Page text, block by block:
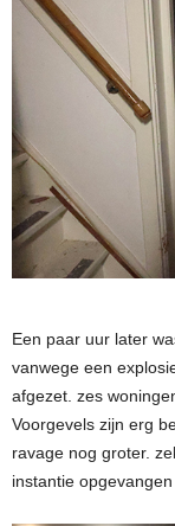
Een paar uur later
vanwege een
afgezet. zes
Voorgevels zijn erg
ravage nog groter.
instantie